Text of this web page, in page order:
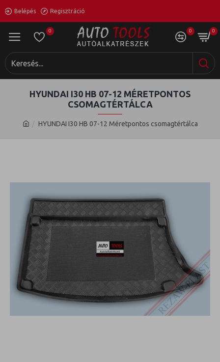
Belépés Regisztráció
0 0 0
HYUNDAI I30 HB 07-12 Méretpontos csomagtértálca
HYUNDAI I30 HB 07-12 MÉRETPONTOS
CSOMAGTÉRTÁLCA